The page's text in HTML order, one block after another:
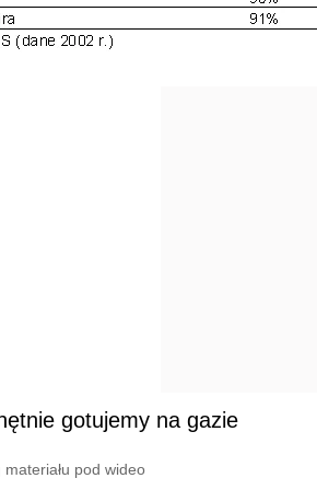
gotujemy na gazie
materiału pod wideo